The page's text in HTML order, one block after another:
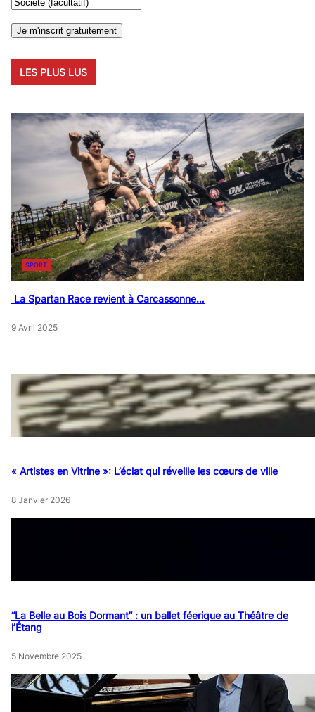
LES PLUS LUS
SPORT
La Spartan Race revient à Carcassonne…
9 Avril 2025
« Artistes en Vitrine »: L’éclat qui réveille les cœurs de ville
8 Janvier 2026
“La Belle au Bois Dormant” : un ballet féerique au Théâtre de
l’Étang
5 Novembre 2025